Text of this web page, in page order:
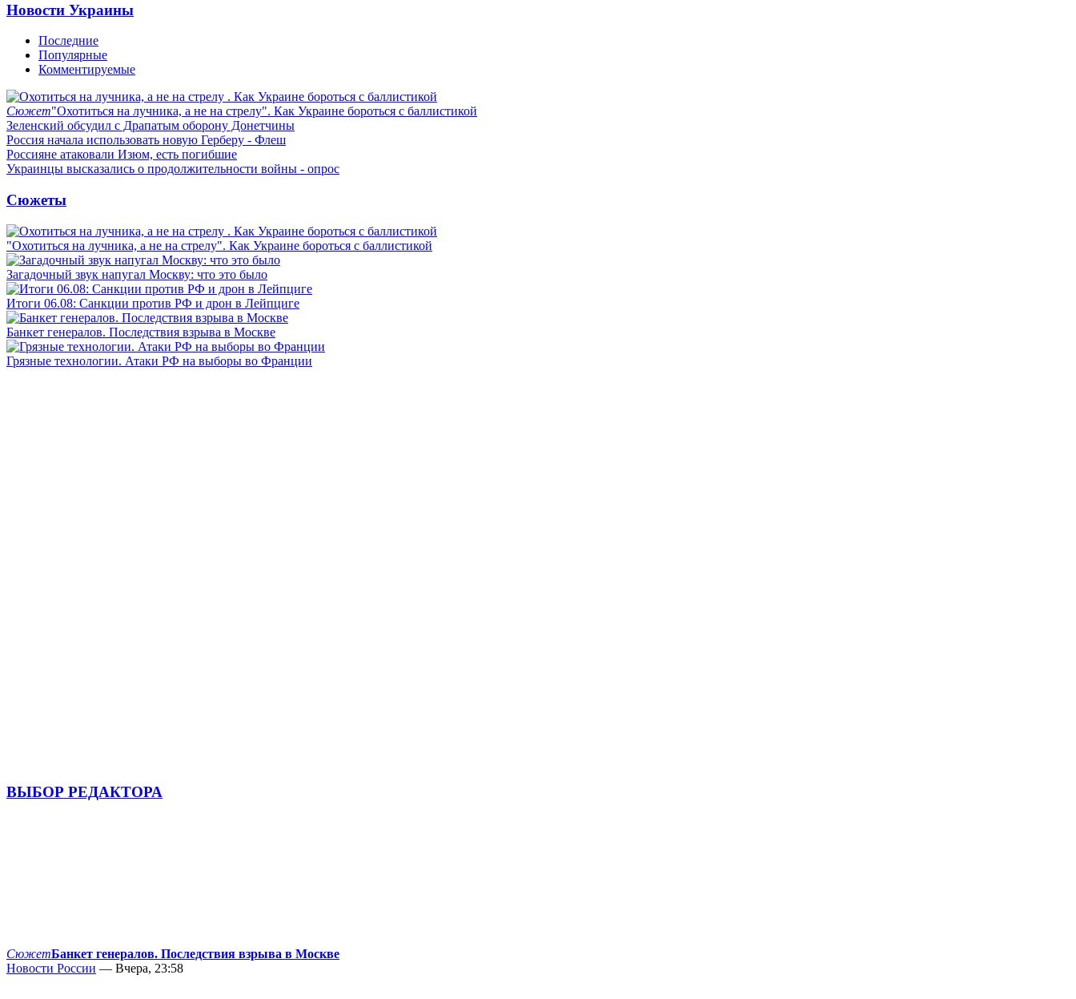
Новости Украины
Последние
Популярные
Комментируемые
Сюжет"Охотиться на лучника, а не на стрелу". Как Украине бороться с баллистикой
Зеленский обсудил с Драпатым оборону Донетчины
Россия начала использовать новую Герберу - Флеш
Россияне атаковали Изюм, есть погибшие
Украинцы высказались о продолжительности войны - опрос
Сюжеты
"Охотиться на лучника, а не на стрелу". Как Украине бороться с баллистикой
Загадочный звук напугал Москву: что это было
Итоги 06.08: Санкции против РФ и дрон в Лейпциге
Банкет генералов. Последствия взрыва в Москве
Грязные технологии. Атаки РФ на выборы во Франции
ВЫБОР РЕДАКТОРА
СюжетБанкет генералов. Последствия взрыва в Москве
Новости России — Вчера, 23:58